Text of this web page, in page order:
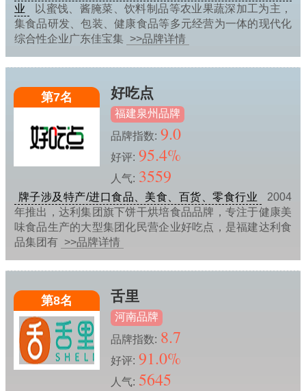
业
以蜜饯、酱腌菜、饮料制品等农业果蔬深加工为主，
集食品研发、包装、健康食品等多元经营为一体的现代化
综合性企业广东佳宝集 >>品牌详情
第7名 好吃点
福建泉州品牌
品牌指数: 9.0
好评: 95.4%
人气: 3559
牌子涉及特产/进口食品、美食、百货、零食行业
2004
年推出，达利集团旗下饼干烘培食品品牌，专注于健康美
味食品生产的大型集团化民营企业好吃点，是福建达利食
品集团有 >>品牌详情
第8名 舌里
河南品牌
品牌指数: 8.7
好评: 91.0%
人气: 5645